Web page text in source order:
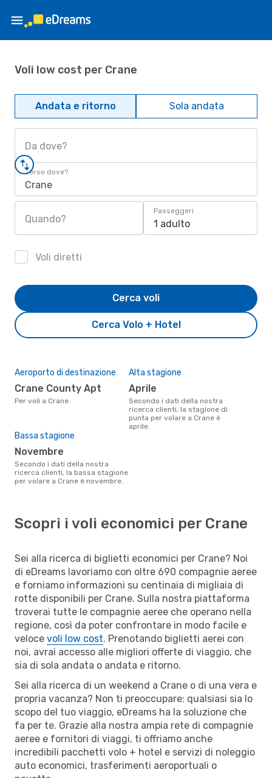
Voli low cost per Crane
Andata e ritorno Sola andata
Da dove?
Verso dove?
Crane
Quando?
Passeggeri
1 adulto
Voli diretti
Cerca Volo + Hotel
Cerca voli
Aeroporto di destinazione
Crane County Apt
Per voli a Crane
Alta stagione
aprile
Secondo i dati della nostra
ricerca clienti, la stagione di
punta per volare a Crane è
aprile.
Bassa stagione
novembre
Secondo i dati della nostra
ricerca clienti, la bassa stagione
per volare a Crane è novembre.
Scopri i voli economici per Crane
Sei alla ricerca di biglietti economici per Crane? Noi
di eDreams lavoriamo con oltre 690 compagnie aeree
e forniamo informazioni su centinaia di migliaia di
rotte disponibili per Crane. Sulla nostra piattaforma
troverai tutte le compagnie aeree che operano nella
regione, così da poter confrontare in modo facile e
veloce voli low cost. Prenotando biglietti aerei con
noi, avrai accesso alle migliori offerte di viaggio, che
sia di sola andata o andata e ritorno.
Sei alla ricerca di un weekend a Crane o di una vera e
propria vacanza? Non ti preoccupare: qualsiasi sia lo
scopo del tuo viaggio, eDreams ha la soluzione che
fa per te. Grazie alla nostra ampia rete di compagnie
aeree e fornitori di viaggi, ti offriamo anche
incredibili pacchetti volo + hotel e servizi di noleggio
auto economici, trasferimenti aeroportuali o